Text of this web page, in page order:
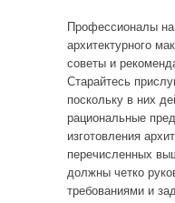
Профессионалы
архитектурного
советы и
Старайтесь
поскольку в них
рациональные
изготовления
перечисленных
должны четко
требованиями и